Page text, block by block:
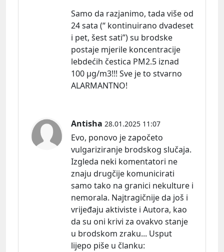
Samo da razjanimo, tada više od
24 sata (“ kontinuirano dvadeset
i pet, šest sati”) su brodske
postaje mjerile koncentracije
lebdećih čestica PM2.5 iznad
100 µg/m3!!! Sve je to stvarno
ALARMANTNO!
Antisha 28.01.2025 11:07
Evo, ponovo je započeto
vulgariziranje brodskog slučaja.
Izgleda neki komentatori ne
znaju drugčije komunicirati
samo tako na granici nekulture i
nemorala. Najtragičnije da još i
vrijeđaju aktiviste i Autora, kao
da su oni krivi za ovakvo stanje
u brodskom zraku... Usput
lijepo piše u članku: